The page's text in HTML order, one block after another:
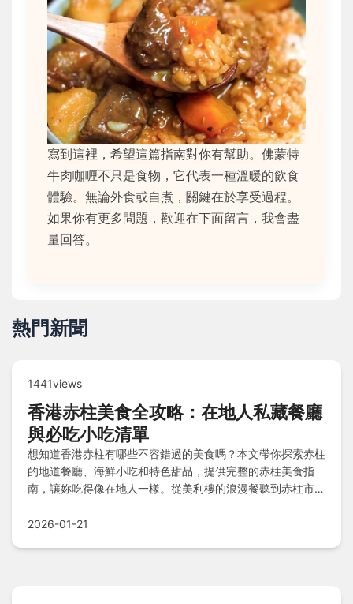
寫到這裡，希望這篇指南對你有幫助。佛蒙特
牛肉咖喱不只是食物，它代表一種溫暖的飲食
體驗。無論外食或自煮，關鍵在於享受過程。
如果你有更多問題，歡迎在下面留言，我會盡
量回答。
熱門新聞
1441views
香港赤柱美食全攻略：在地人私藏餐廳
與必吃小吃清單
想知道香港赤柱有哪些不容錯過的美食嗎？本文帶你探索赤柱
的地道餐廳、海鮮小吃和特色甜品，提供完整的赤柱美食指
南，讓妳吃得像在地人一樣。從美利樓的浪漫餐聽到赤柱市集
2026-01-21